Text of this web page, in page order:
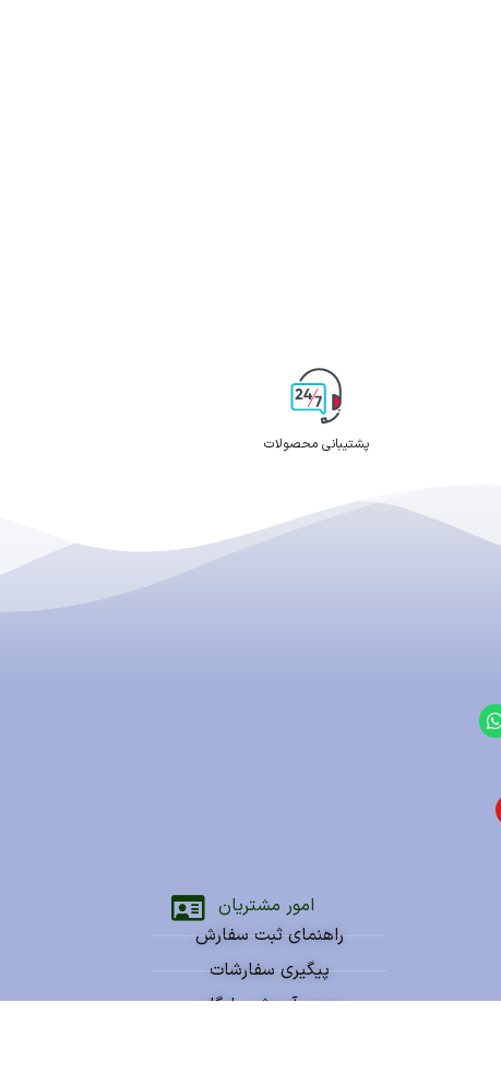
پشتیبانی محصولات
امور مشتریان
راهنمای ثبت سفارش
پیگیری سفارشات
ویدیو آموزشی رایگان